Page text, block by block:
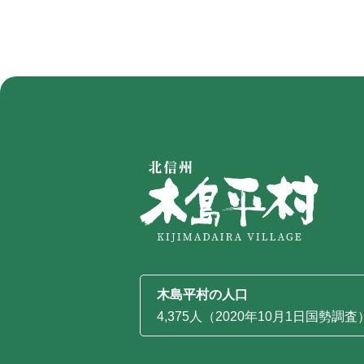
木島平村の人口
4,375人（2020年10月1日国勢調査